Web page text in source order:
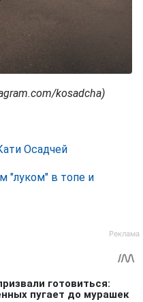
kosadcha)
Осадчей
"луком" в топе и